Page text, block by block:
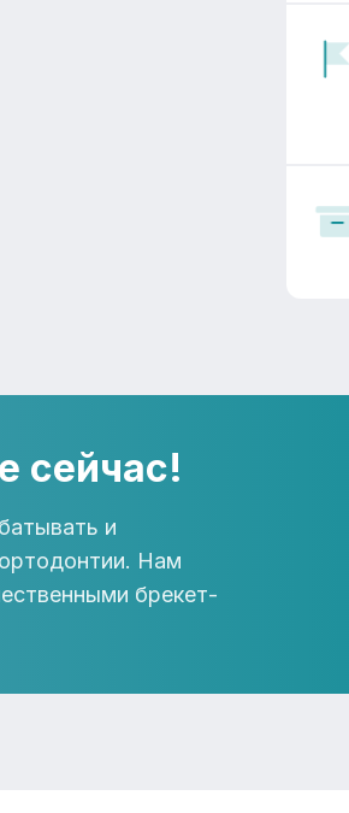
сейчас!
и
Нам
брекет-